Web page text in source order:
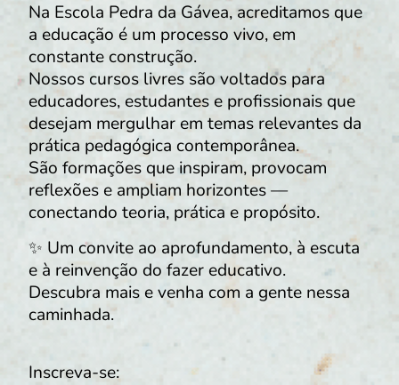
Na Escola Pedra da Gávea, acreditamos que
a educação é um processo vivo, em
constante construção.
Nossos cursos livres são voltados para
educadores, estudantes e profissionais que
desejam mergulhar em temas relevantes da
prática pedagógica contemporânea.
São formações que inspiram, provocam
reflexões e ampliam horizontes —
conectando teoria, prática e propósito.
✨ Um convite ao aprofundamento, à escuta
e à reinvenção do fazer educativo.
Descubra mais e venha com a gente nessa
caminhada.
Inscreva-se: